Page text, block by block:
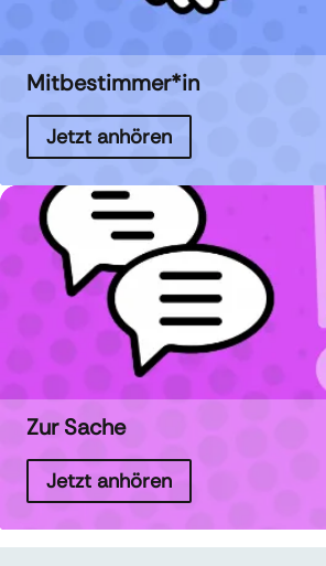
Mitbestimmer*in
Jetzt anhören
Zur Sache
Jetzt anhören